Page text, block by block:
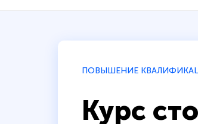
ПОВЫШЕНИЕ
Курс